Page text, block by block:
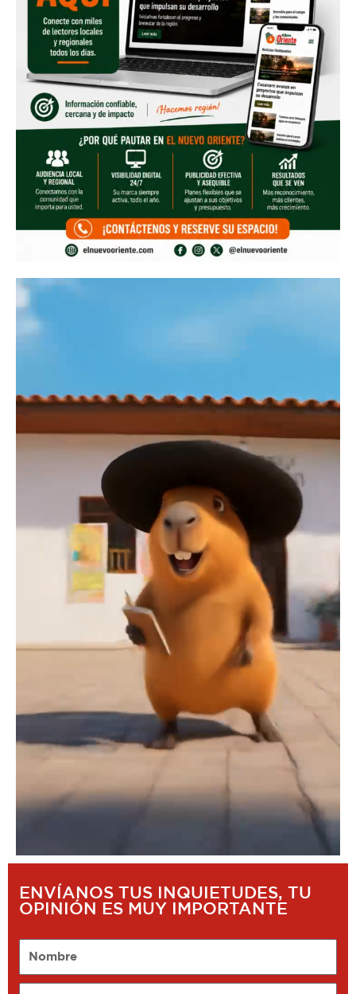
ENVÍANOS TUS INQUIETUDES, TU
OPINIÓN ES MUY IMPORTANTE